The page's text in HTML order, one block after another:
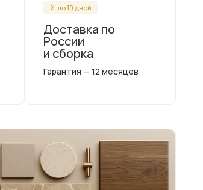
до 10 дней
Доставка по
России
и сборка
Гарантия — 12 месяцев